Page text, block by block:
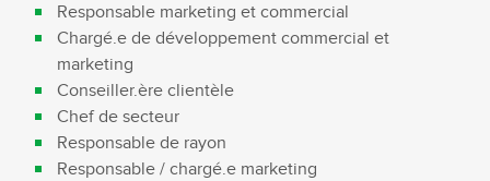
Responsable marketing et commercial
Chargé.e de développement commercial et
marketing
Conseiller.ère clientèle
Chef de secteur
Responsable de rayon
Responsable / chargé.e marketing